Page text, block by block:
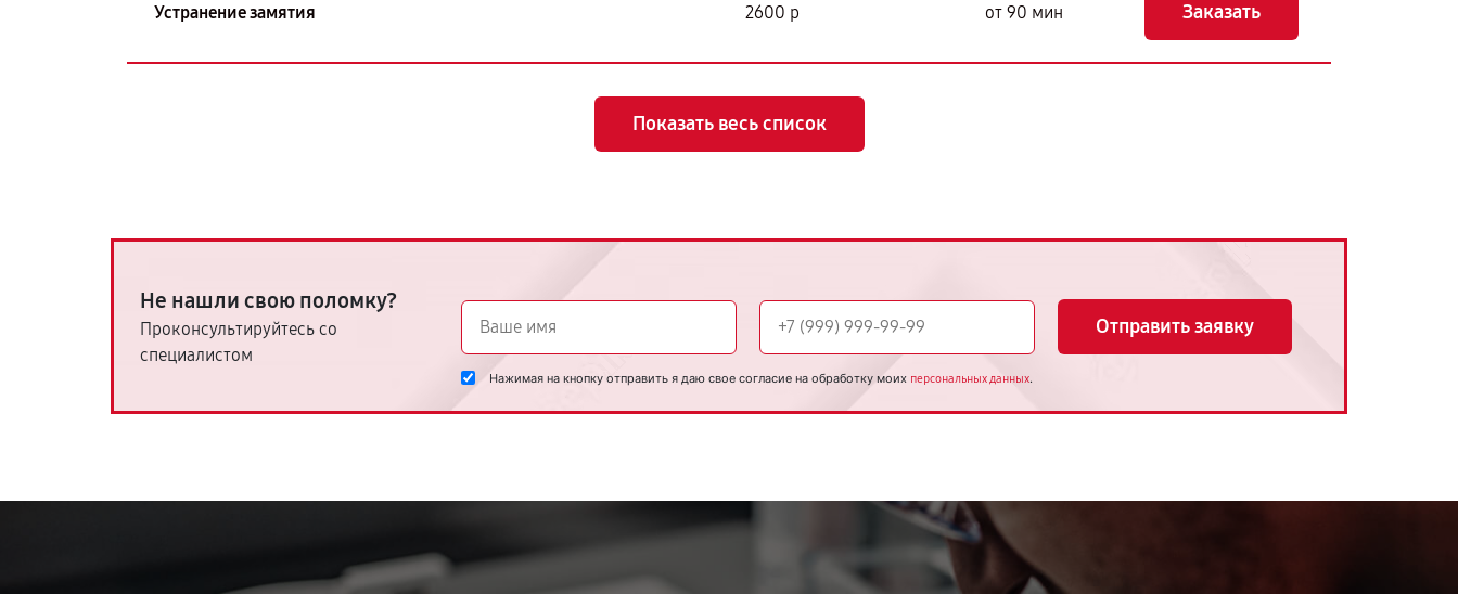
Устранение замятия 2600 р от 90 мин Заказать
Показать весь список
Не нашли свою поломку?
Проконсультируйтесь со
специалистом
Отправить заявку
Нажимая на кнопку отправить я даю свое согласие на обработку моих персональных данных.